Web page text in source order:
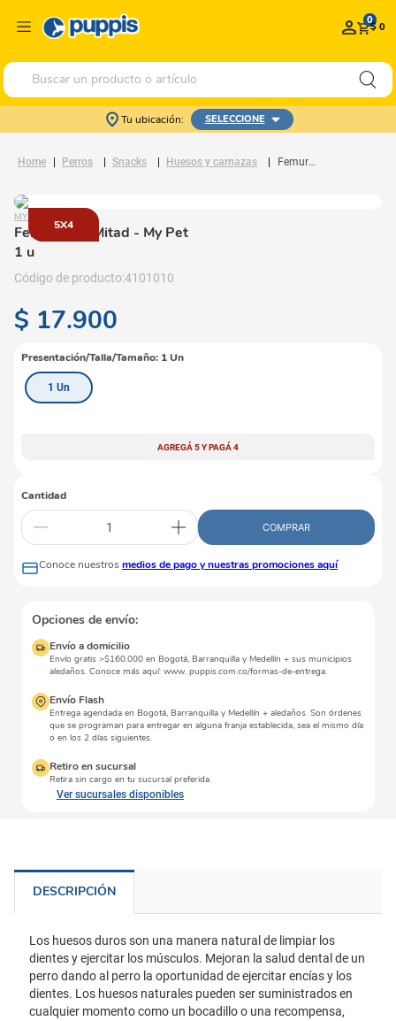
0$ 0
Buscar un producto o artículo
Tu ubicación: SELECCIONE
Perros Snacks Huesos y carnazas Femur A La Mitad
5X4
MY PET
Femur A La Mitad - My Pet
1 u
4101010
$ 17.900
Presentación/Talla/Tamaño: 1 Un
1 Un
AGREGÁ 5 Y PAGÁ 4
Cantidad
COMPRAR
Conoce nuestros medios de pago y nuestras promociones aquí
Opciones de envío:
Envío a domicilio
Envío gratis >$160.000 en Bogotá, Barranquilla y Medellín + sus municipios
aledaños. Conoce más aquí: www. puppis.com.co/formas-de-entrega.
Envío Flash
Entrega agendada en Bogotá, Barranquilla y Medellín + aledaños. Son órdenes
que se programan para entregar en alguna franja establecida, sea el mismo día
o en los 2 días siguientes.
Retiro en sucursal
Retira sin cargo en tu sucursal preferida.
Ver sucursales disponibles
DESCRIPCIÓN
Los huesos duros son una manera natural de limpiar los
dientes y ejercitar los músculos. Mejoran la salud dental de un
perro dando al perro la oportunidad de ejercitar encías y los
dientes. Los huesos naturales pueden ser suministrados en
cualquier momento como un bocadillo o una recompensa,